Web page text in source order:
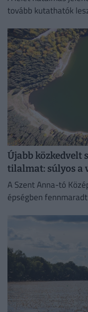
tovább kutathatók
Újabb közkedvelt
tilalmat: súlyos a
A Szent Anna-tó
épségben